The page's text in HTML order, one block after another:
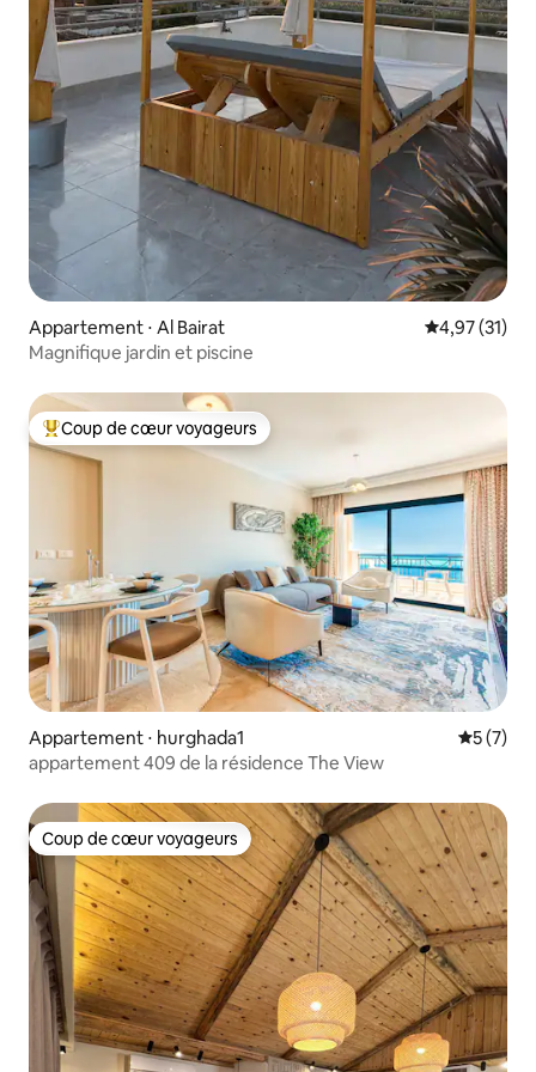
Appartement ⋅ Al Bairat Évaluation
4,97 (31)
Magnifique jardin et piscine
Coups de cœur voyageurs les plus appréciés
Coup de cœur voyageurs
Appartement ⋅ hurghada1
5 (7)
appartement 409 de la résidence The View
Coup de cœur voyageurs
Coup de cœur voyageurs